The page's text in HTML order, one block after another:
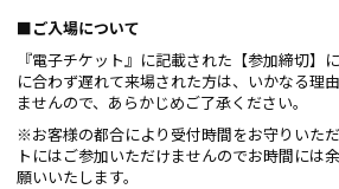
■ご入場について
『電子チケット』に記載された【参加締切】
に合わず遅れて来場された方は、いかなる理
ませんので、あらかじめご了承ください。
※お客様の都合により受付時間をお守りいた
トにはご参加いただけませんのでお時間には
願いいたします。